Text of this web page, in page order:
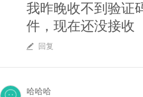
我昨晚收不到验证
件，现在还没接收
回复
哈哈哈